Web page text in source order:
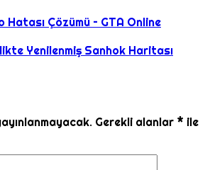
Çözümü – GTA Online
Yenilenmiş Sanhok Haritası
Gerekli alanlar * ile